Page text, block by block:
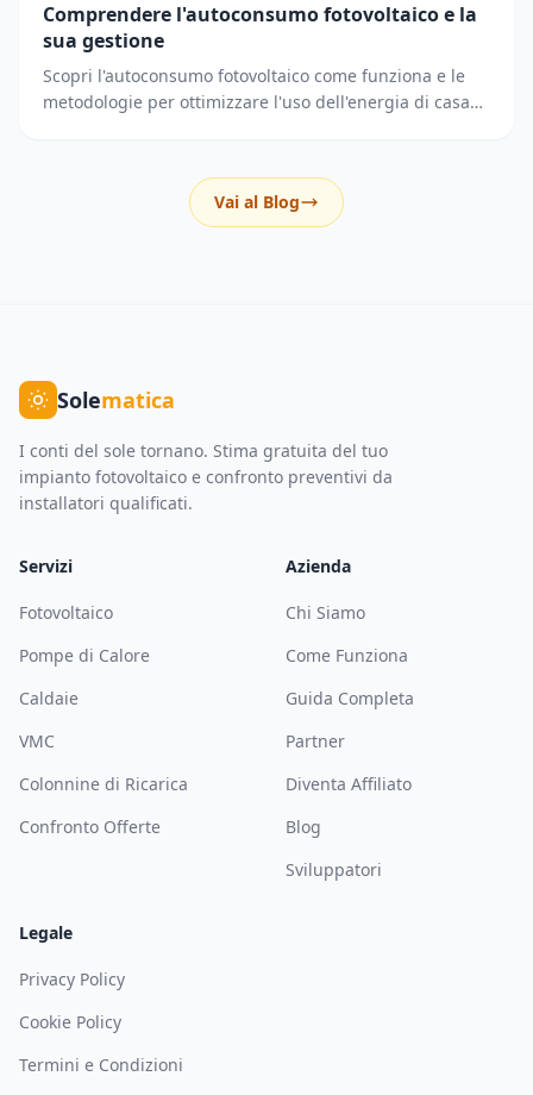
Comprendere l'autoconsumo fotovoltaico e la
sua gestione
Scopri l'autoconsumo fotovoltaico come funziona e le
metodologie per ottimizzare l'uso dell'energia di casa
Vai al Blog
Solematica
I conti del sole tornano. Stima gratuita del tuo
impianto fotovoltaico e confronto preventivi da
installatori qualificati.
Servizi
Fotovoltaico
Pompe di Calore
Caldaie
VMC
Colonnine di Ricarica
Confronto Offerte
Azienda
Chi Siamo
Come Funziona
Guida Completa
Partner
Diventa Affiliato
Blog
Sviluppatori
Legale
Privacy Policy
Cookie Policy
Termini e Condizioni